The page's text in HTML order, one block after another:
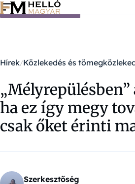
Ugrás a tartalomra
Hírek Közlekedés és
„Mélyrepülésben”
ha ez így megy
csak őket érinti
Szerkesztőség